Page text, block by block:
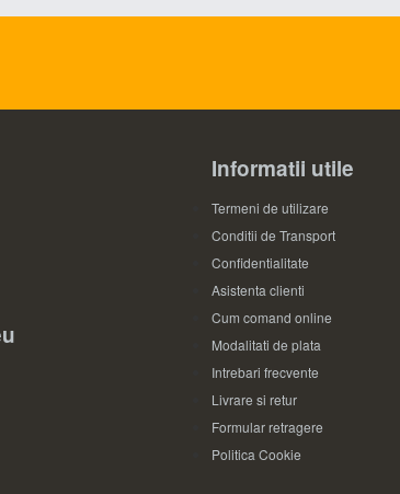
Informatii utile
Termeni de utilizare
Conditii de Transport
Confidentialitate
Asistenta clienti
Cum comand online
Modalitati de plata
Intrebari frecvente
Livrare si retur
Formular retragere
Politica Cookie